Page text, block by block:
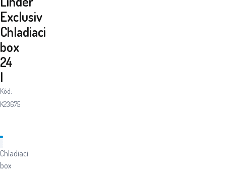
Exclusiv
Chladiaci
box
24
l
Kód:
K23675
Chladiaci
box